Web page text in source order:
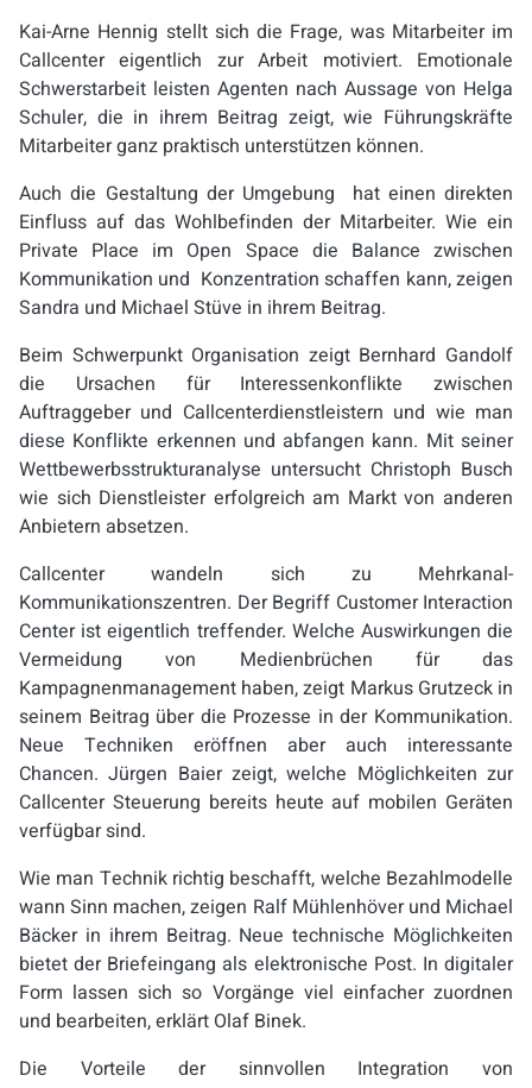
Kai-Arne Hennig stellt sich die Frage, was Mitarbeiter im
Callcenter eigentlich zur Arbeit motiviert. Emotionale
Schwerstarbeit leisten Agenten nach Aussage von Helga
Schuler, die in ihrem Beitrag zeigt, wie Führungskräfte
Mitarbeiter ganz praktisch unterstützen können.
Auch die Gestaltung der Umgebung hat einen direkten
Einfluss auf das Wohlbefinden der Mitarbeiter. Wie ein
Private Place im Open Space die Balance zwischen
Kommunikation und Konzentration schaffen kann, zeigen
Sandra und Michael Stüve in ihrem Beitrag.
Beim Schwerpunkt Organisation zeigt Bernhard Gandolf
die Ursachen für Interessenkonflikte zwischen
Auftraggeber und Callcenterdienstleistern und wie man
diese Konflikte erkennen und abfangen kann. Mit seiner
Wettbewerbsstrukturanalyse untersucht Christoph Busch
wie sich Dienstleister erfolgreich am Markt von anderen
Anbietern absetzen.
Callcenter wandeln sich zu Mehrkanal-
Kommunikationszentren. Der Begriff Customer Interaction
Center ist eigentlich treffender. Welche Auswirkungen die
Vermeidung von Medienbrüchen für das
Kampagnenmanagement haben, zeigt Markus Grutzeck in
seinem Beitrag über die Prozesse in der Kommunikation.
Neue Techniken eröffnen aber auch interessante
Chancen. Jürgen Baier zeigt, welche Möglichkeiten zur
Callcenter Steuerung bereits heute auf mobilen Geräten
verfügbar sind.
Wie man Technik richtig beschafft, welche Bezahlmodelle
wann Sinn machen, zeigen Ralf Mühlenhöver und Michael
Bäcker in ihrem Beitrag. Neue technische Möglichkeiten
bietet der Briefeingang als elektronische Post. In digitaler
Form lassen sich so Vorgänge viel einfacher zuordnen
und bearbeiten, erklärt Olaf Binek.
Die Vorteile der sinnvollen Integration von